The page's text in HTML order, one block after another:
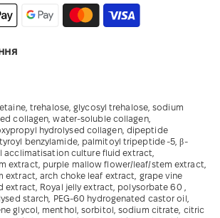
trehalose, glycosyl trehalose, sodium
collagen, water-soluble collagen,
hydrolysed collagen, dipeptide
benzylamide, palmitoyl tripeptide -5, β-
acclimatisation culture fluid extract,
extract, purple mallow flower/leaf/stem extract,
extract, arch choke leaf extract, grape vine
extract, Royal jelly extract, polysorbate 60 ,
starch, PEG-60 hydrogenated castor oil,
glycol, menthol, sorbitol, sodium citrate, citric